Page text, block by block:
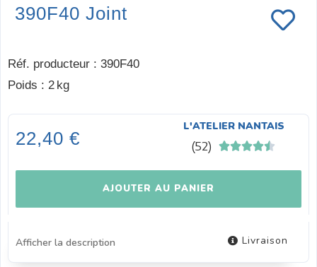
390F40 Joint
Réf. producteur : 390F40
Poids : 2 kg
22,40 €
L'ATELIER NANTAIS
(52) 
AJOUTER AU PANIER
Livraison
Afficher la description